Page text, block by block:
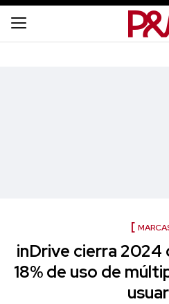
inDrive cierra 2024
18% de uso de